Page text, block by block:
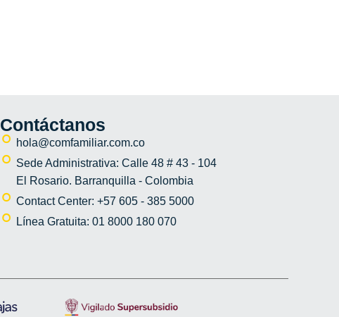
Contáctanos
hola@comfamiliar.com.co
Sede Administrativa: Calle 48 # 43 - 104
El Rosario. Barranquilla - Colombia
Contact Center: +57 605 - 385 5000
Línea Gratuita: 01 8000 180 070